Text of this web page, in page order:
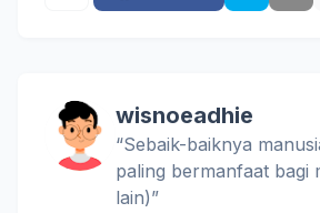
wisnoeadhie
“Sebaik-baiknya
paling bermanfaat bagi
lain)”